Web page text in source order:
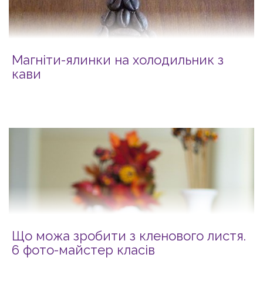
Магніти-ялинки на холодильник з
кави
Що можа зробити з кленового листя.
6 фото-майстер класів